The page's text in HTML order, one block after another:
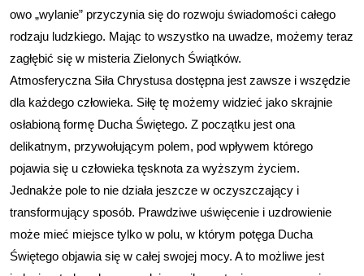
owo „wylanie” przyczynia się do rozwoju świadomości całego
rodzaju ludzkiego. Mając to wszystko na uwadze, możemy teraz
zagłębić się w misteria Zielonych Świątków.
Atmosferyczna Siła Chrystusa dostępna jest zawsze i wszędzie
dla każdego człowieka. Siłę tę możemy widzieć jako skrajnie
osłabioną formę Ducha Świętego. Z początku jest ona
delikatnym, przywołującym polem, pod wpływem którego
pojawia się u człowieka tęsknota za wyższym życiem.
Jednakże pole to nie działa jeszcze w oczyszczający i
transformujący sposób. Prawdziwe uświęcenie i uzdrowienie
może mieć miejsce tylko w polu, w którym potęga Ducha
Świętego objawia się w całej swojej mocy. A to możliwe jest